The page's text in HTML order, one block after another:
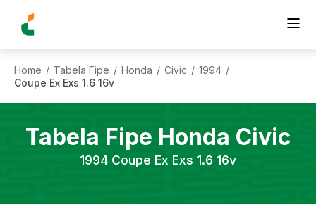
Home / Tabela Fipe / Honda / Civic / 1994 /
Coupe Ex Exs 1.6 16v
Tabela Fipe Honda Civic
1994 Coupe Ex Exs 1.6 16v